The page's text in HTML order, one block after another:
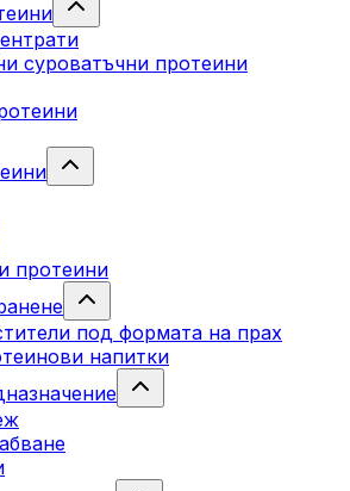
суроватъчни протеини
протеини
под формата на прах
напитки